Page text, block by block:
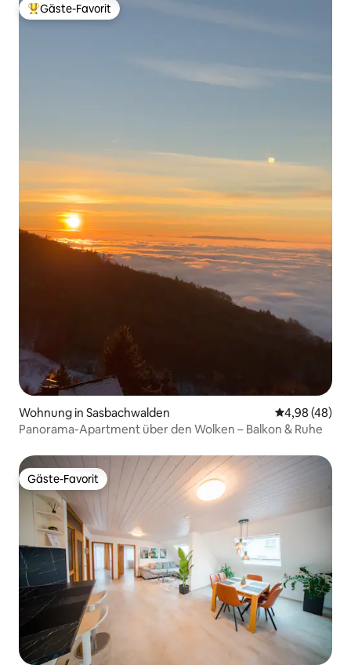
Beliebter Gäste-Favorit.
Gäste-Favorit
Wohnung in Sasbachwalden
4,98 (48)
Panorama-Apartment über den Wolken – Balkon & Ruhe
Gäste-Favorit
Gäste-Favorit